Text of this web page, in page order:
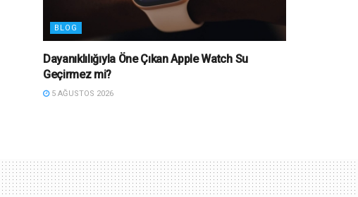
BLOG
Dayanıklılığıyla Öne Çıkan Apple Watch Su
Geçirmez mi?
5 AĞUSTOS 2026